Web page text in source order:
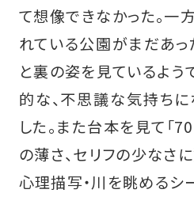
て想像できなかった。一
れている公園がまだあっ
と裏の姿を見ているよう
的な、不思議な気持ちに
した。また台本を見て「
の薄さ、セリフの少なさ
心理描写・川を眺めるシ